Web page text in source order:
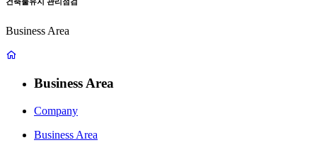
Business Area
Business Area
Company
Business Area